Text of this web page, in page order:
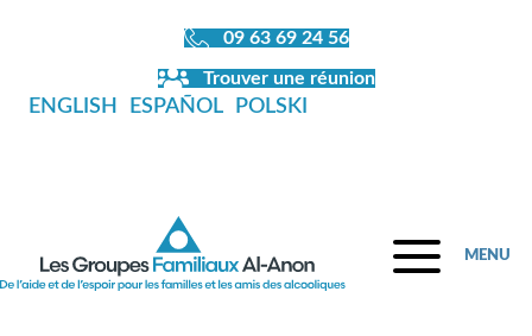
09 63 69 24 56
Trouver une réunion
ENGLISH ESPAÑOL POLSKI
MENU